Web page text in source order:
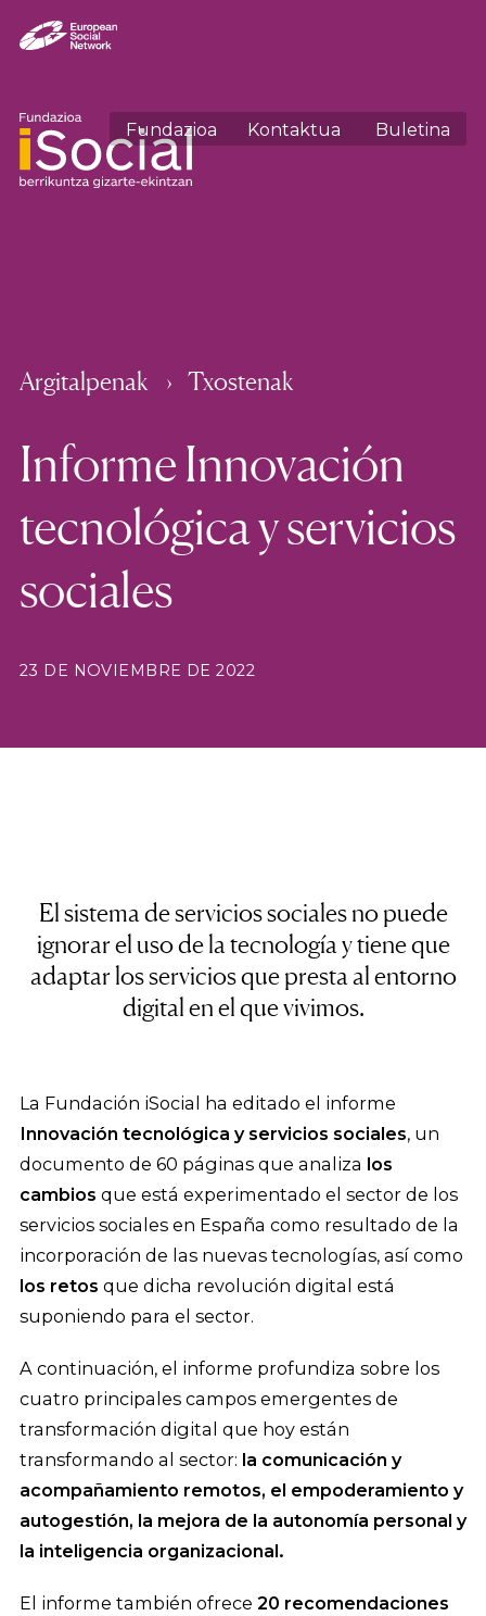
Fundazioa Kontaktua Buletina
Argitalpenak Txostenak
Informe Innovación
tecnológica y servicios
sociales
23 DE NOVIEMBRE DE 2022
El sistema de servicios sociales no puede
ignorar el uso de la tecnología y tiene que
adaptar los servicios que presta al entorno
digital en el que vivimos.
La Fundación iSocial ha editado el informe
Innovación tecnológica y servicios sociales, un
documento de 60 páginas que analiza los
cambios que está experimentado el sector de los
servicios sociales en España como resultado de la
incorporación de las nuevas tecnologías, así como
los retos que dicha revolución digital está
suponiendo para el sector.
A continuación, el informe profundiza sobre los
cuatro principales campos emergentes de
transformación digital que hoy están
transformando al sector: la comunicación y
acompañamiento remotos, el empoderamiento y
autogestión, la mejora de la autonomía personal y
la inteligencia organizacional.
El informe también ofrece 20 recomendaciones